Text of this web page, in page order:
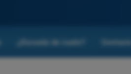
¿Escuela de vuelo? Contacto